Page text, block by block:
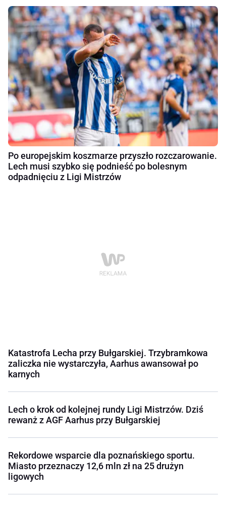
Po europejskim koszmarze przyszło rozczarowanie.
Lech musi szybko się podnieść po bolesnym
odpadnięciu z Ligi Mistrzów
Katastrofa Lecha przy Bułgarskiej. Trzybramkowa
zaliczka nie wystarczyła, Aarhus awansował po
karnych
Lech o krok od kolejnej rundy Ligi Mistrzów. Dziś
rewanż z AGF Aarhus przy Bułgarskiej
Rekordowe wsparcie dla poznańskiego sportu.
Miasto przeznaczy 12,6 mln zł na 25 drużyn
ligowych